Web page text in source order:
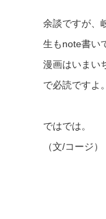
余談ですが、
生もnote書い
漫画はいまい
で必読ですよ。
ではでは。
（文/コージ）